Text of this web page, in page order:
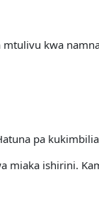
kwa
pa
miaka ishirini.